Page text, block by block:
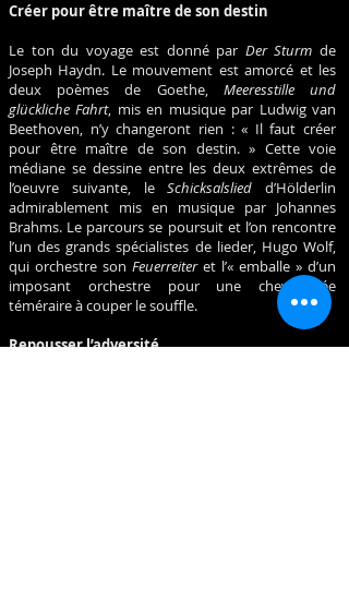
Créer pour être maître de son destin
Le ton du voyage est donné par Der Sturm de
Joseph Haydn. Le mouvement est amorcé et les
deux poèmes de Goethe, Meeresstille und
glückliche Fahrt, mis en musique par Ludwig van
Beethoven, n’y changeront rien : « Il faut créer
pour être maître de son destin. » Cette voie
médiane se dessine entre les deux extrêmes de
l’oeuvre suivante, leSchicksalslied d’Hölderlin
admirablement mis en musique par Johannes
Brahms. Le parcours se poursuit et l’on rencontre
l’un des grands spécialistes de lieder, Hugo Wolf,
qui orchestre son Feuerreiter et l’« emballe » d’un
imposant orchestre pour une chevauchée
téméraire à couper le souffle.
Repousser l’adversité